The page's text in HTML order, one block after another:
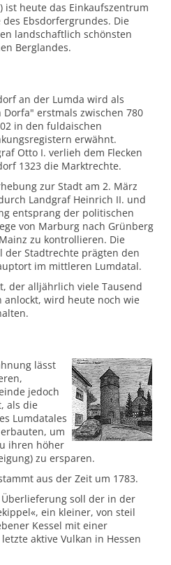
ist heute das Einkaufszentrum
Ebsdorfergrundes. Die
landschaftlich schönsten
Berglandes.
an der Lumda wird als
Dorfa" erstmals zwischen 780
in den fuldaischen
erwähnt.
Otto I. verlieh dem Flecken
1323 die Marktrechte.
zur Stadt am 2. März
Landgraf Heinrich II. und
entsprang der politischen
von Marburg nach Grünberg
zu kontrollieren. Die
der Stadtrechte prägten den
im mittleren Lumdatal.
der alljährlich viele Tausend
wird heute noch wie
lässt
jedoch
als die
Lumdatales
um
ihren höher
zu ersparen.
aus der Zeit um 1783.
soll der in der
ein kleiner, von steil
Kessel mit einer
aktive Vulkan in Hessen